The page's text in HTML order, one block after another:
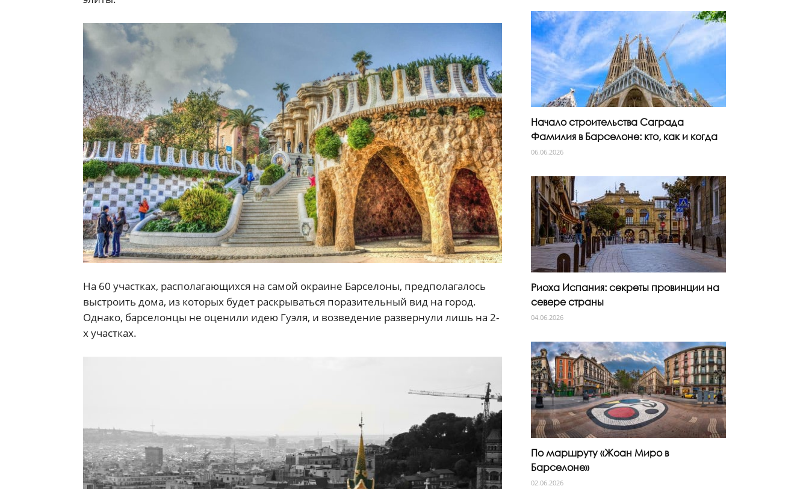
На 60 участках, располагающихся на самой окраине Барселоны, предполагалось
выстроить дома, из которых будет раскрываться поразительный вид на город.
Однако, барселонцы не оценили идею Гуэля, и возведение развернули лишь на 2-
х участках.
Начало строительства Саграда
Фамилия в Барселоне: кто, как и когда
06.06.2026
Риоха Испания: секреты провинции на
севере страны
04.06.2026
По маршруту «Жоан Миро в
Барселоне»
02.06.2026